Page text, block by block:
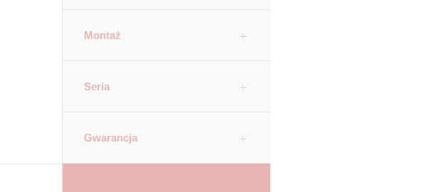
Montaż
Seria
Gwarancja